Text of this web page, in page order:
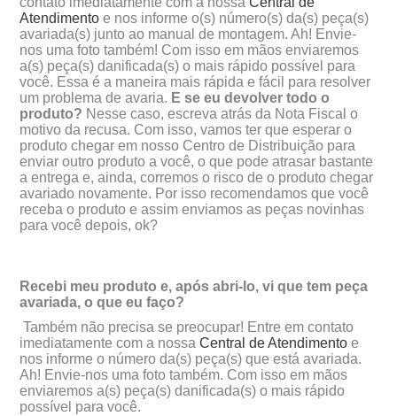
Atendimento e nos informe o(s) número(s) da(s) peça(s)
avariada(s) junto ao manual de montagem. Ah! Envie-
nos uma foto também! Com isso em mãos enviaremos
a(s) peça(s) danificada(s) o mais rápido possível para
você. Essa é a maneira mais rápida e fácil para resolver
um problema de avaria. E se eu devolver todo o
produto? Nesse caso, escreva atrás da Nota Fiscal o
motivo da recusa. Com isso, vamos ter que esperar o
produto chegar em nosso Centro de Distribuição para
enviar outro produto a você, o que pode atrasar bastante
a entrega e, ainda, corremos o risco de o produto chegar
avariado novamente. Por isso recomendamos que você
receba o produto e assim enviamos as peças novinhas
para você depois, ok?
Recebi meu produto e, após abri-lo, vi que tem peça
avariada, o que eu faço?
Também não precisa se preocupar! Entre em contato
imediatamente com a nossaCentral de Atendimento e
nos informe o número da(s) peça(s) que está avariada.
Ah! Envie-nos uma foto também. Com isso em mãos
enviaremos a(s) peça(s) danificada(s) o mais rápido
possível para você.